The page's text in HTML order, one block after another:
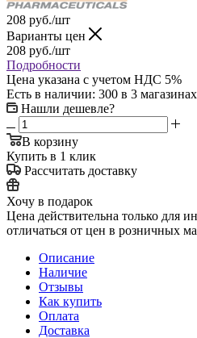
208 руб./шт
Варианты цен
208 руб./шт
Подробности
Цена указана с учетом НДС 5%
Есть в наличии: 300 в 3 магазинах
Нашли дешевле?
В корзину
Купить в 1 клик
Рассчитать доставку
Хочу в подарок
Цена действительна только для
отличаться от цен в розничных
Описание
Наличие
Отзывы
Как купить
Оплата
Доставка